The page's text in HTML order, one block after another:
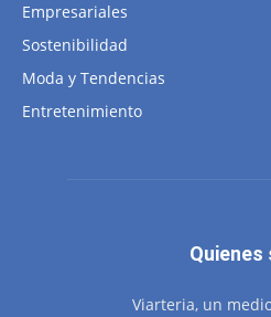
Empresariales
Sostenibilidad
Moda y Tendencias
Entretenimiento
Quienes
Viarteria, un